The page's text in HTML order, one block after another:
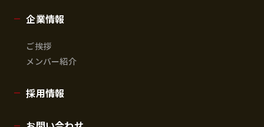
企業情報
ご挨拶
メンバー紹介
採用情報